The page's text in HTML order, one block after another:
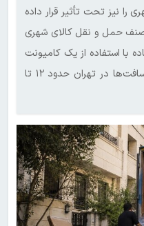
نیز تحت تأثیر قرار داده
حمل و نقل کالای شهری
با استفاده از یک کامیونت
(خاور) و کارگر، برای نزدیک‌ترین مسافت‌ها در تهران حدود ۱۲ تا